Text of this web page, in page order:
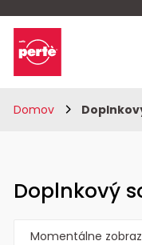
Domov
Doplnkový
Momentálne